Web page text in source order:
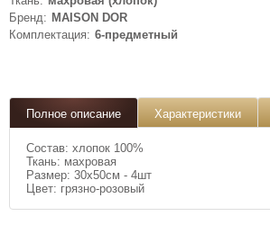
Бренд: MAISON DOR
Комплектация: 6-предметный
Полное описание Характеристики
Состав: хлопок 100%
Ткань: махровая
Размер: 30x50см - 4шт
Цвет: грязно-розовый